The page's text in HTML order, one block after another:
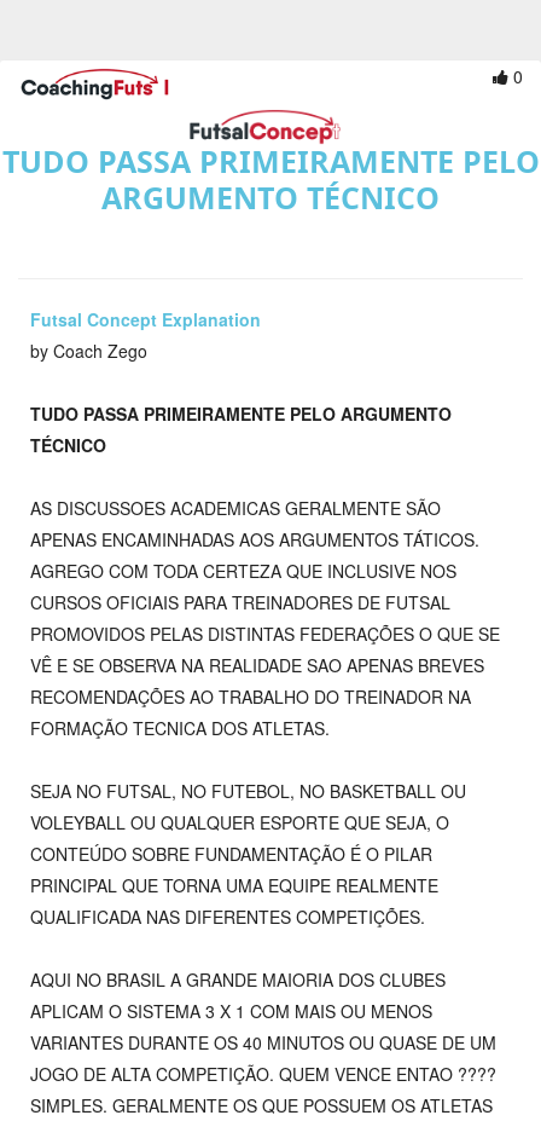
0
TUDO PASSA PRIMEIRAMENTE PELO
ARGUMENTO TÉCNICO
Futsal Concept Explanation
by Coach Zego
TUDO PASSA PRIMEIRAMENTE PELO ARGUMENTO
TÉCNICO
AS DISCUSSOES ACADEMICAS GERALMENTE SÃO
APENAS ENCAMINHADAS AOS ARGUMENTOS TÁTICOS.
AGREGO COM TODA CERTEZA QUE INCLUSIVE NOS
CURSOS OFICIAIS PARA TREINADORES DE FUTSAL
PROMOVIDOS PELAS DISTINTAS FEDERAÇÕES O QUE SE
VÊ E SE OBSERVA NA REALIDADE SAO APENAS BREVES
RECOMENDAÇÕES AO TRABALHO DO TREINADOR NA
FORMAÇÃO TECNICA DOS ATLETAS.
SEJA NO FUTSAL, NO FUTEBOL, NO BASKETBALL OU
VOLEYBALL OU QUALQUER ESPORTE QUE SEJA, O
CONTEÚDO SOBRE FUNDAMENTAÇÃO É O PILAR
PRINCIPAL QUE TORNA UMA EQUIPE REALMENTE
QUALIFICADA NAS DIFERENTES COMPETIÇÕES.
AQUI NO BRASIL A GRANDE MAIORIA DOS CLUBES
APLICAM O SISTEMA 3 X 1 COM MAIS OU MENOS
VARIANTES DURANTE OS 40 MINUTOS OU QUASE DE UM
JOGO DE ALTA COMPETIÇÃO. QUEM VENCE ENTAO ????
SIMPLES. GERALMENTE OS QUE POSSUEM OS ATLETAS